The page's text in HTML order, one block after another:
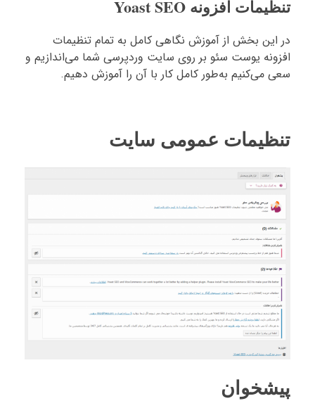
تنظیمات افزونه Yoast SEO
در این بخش از آموزش نگاهی کامل به تمام تنظیمات
افزونه یوست سئو بر روی سایت وردپرسی شما می‌اندازیم و
سعی می‌کنیم به‌طور کامل کار با آن را آموزش دهیم.
تنظیمات عمومی سایت
پیشخوان